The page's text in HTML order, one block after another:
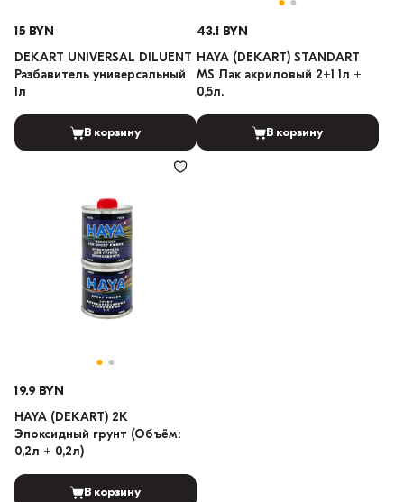
15 BYN
DEKART UNIVERSAL DILUENT
Разбавитель универсальный
1л
В корзину
43.1 BYN
HAYA (DEKART) STANDART
MS Лак акриловый 2+1 1л +
0,5л.
В корзину
19.9 BYN
HAYA (DEKART) 2K
Эпоксидный грунт (Объём:
0,2л + 0,2л)
В корзину